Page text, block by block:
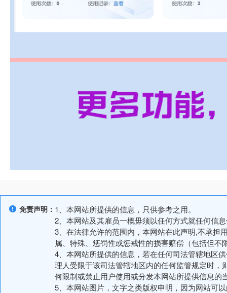
免责声明： 1、本网站所提供的信息，只供参考之用。
2、本网站及其雇员一概毋须以任何方式就任何信
3、在法律允许的范围内，本网站在此声明,不承担
属、特殊、惩罚性或惩戒性的损害赔偿（包括但
4、本网站所提供的信息，若在任何司法管辖地区
理人受限于该司法管辖地区内的任何监管规定时
何限制或禁止用户使用或分发本网站所提供信息的
5、本网站图片，文字之类版权申明，因为网站可